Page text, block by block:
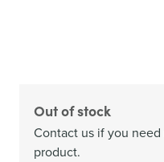
Out of stock
Contact us if you
product.